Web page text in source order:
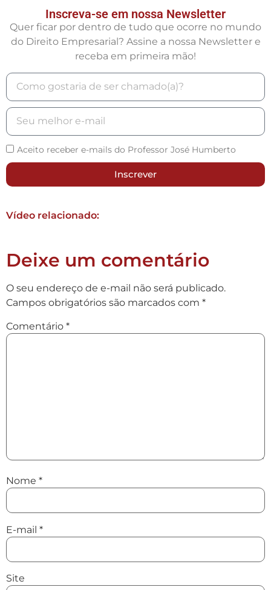
Inscreva-se em nossa Newsletter
Quer ficar por dentro de tudo que ocorre no mundo
do Direito Empresarial? Assine a nossa Newsletter e
receba em primeira mão!
Aceito receber e-mails do Professor José Humberto
Inscrever
Vídeo relacionado:
Deixe um comentário
O seu endereço de e-mail não será publicado.
Campos obrigatórios são marcados com *
Comentário *
Nome *
E-mail *
Site